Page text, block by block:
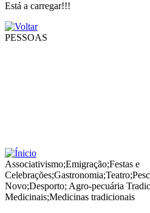
Está a carregar!!!
PESSOAS
Associativismo;Emigração;Festas e
Celebrações;Gastronomia;Teatro;
Novo;Desporto; Agro-pecuária
Medicinais;Medicinas tradicionais